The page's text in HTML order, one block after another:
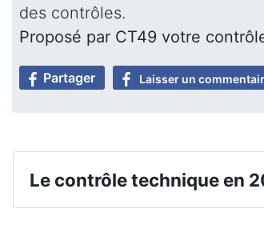
des contrôles.
Proposé par CT49 votre
Partager Laisser un
Le contrôle technique en